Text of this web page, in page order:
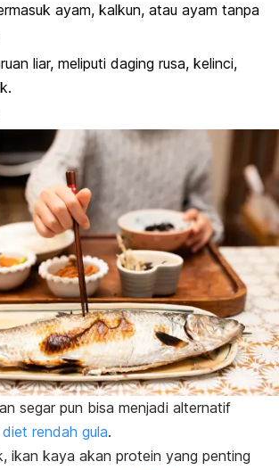
ayam, kalkun, atau ayam tanpa
liar, meliputi daging rusa, kelinci,
segar pun bisa menjadi alternatif
diet rendah gula.
ikan kaya akan protein yang penting